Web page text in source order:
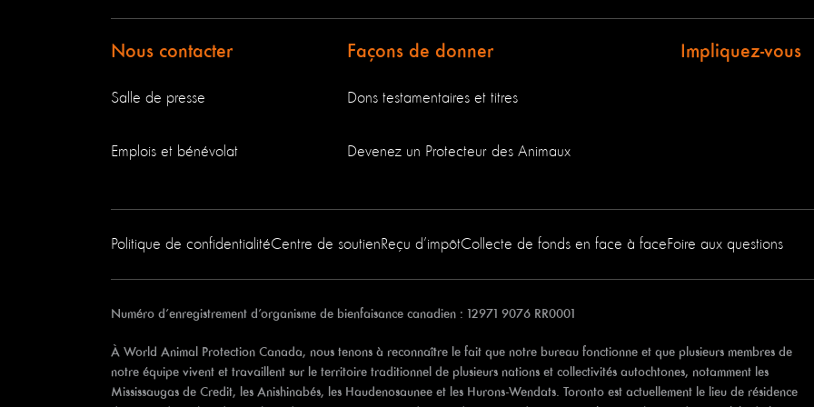
Nous contacter
Salle de presse
Emplois et bénévolat
Façons de donner
Dons testamentaires et titres
Devenez un Protecteur des Animaux
Impliquez-vous
Politique de confidentialitéCentre de soutienReçu d’impôtCollecte de fonds en face à faceFoire aux questions
Numéro d’enregistrement d’organisme de bienfaisance canadien : 12971 9076 RR0001
À World Animal Protection Canada, nous tenons à reconnaître le fait que notre bureau fonctionne et que plusieurs membres de
notre équipe vivent et travaillent sur le territoire traditionnel de plusieurs nations et collectivités autochtones, notamment les
Mississaugas de Credit, les Anishinabés, les Haudenosaunee et les Hurons-Wendats. Toronto est actuellement le lieu de résidence